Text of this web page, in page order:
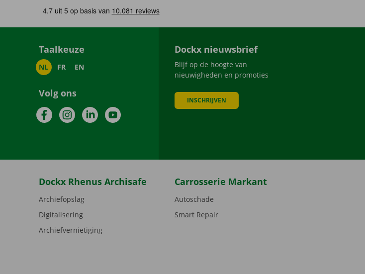
Taalkeuze
NL FR EN
Volg ons
FacebookInstagramLinkedInYouTube
Dockx nieuwsbrief
Blijf op de hoogte van
nieuwigheden en promoties
INSCHRIJVEN
Dockx Rhenus Archisafe
Archiefopslag
Digitalisering
Archiefvernietiging
Carrosserie Markant
Autoschade
Smart Repair